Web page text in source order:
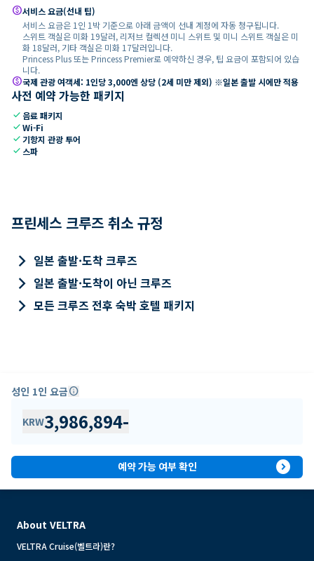
paid서비스 요금(선내 팁)
서비스 요금은 1인 1박 기준으로 아래 금액이 선내 계정에 자동 청구됩니다.
스위트 객실은 미화 19달러, 리저브 컬렉션 미니 스위트 및 미니 스위트 객실은 미
화 18달러, 기타 객실은 미화 17달러입니다.
Princess Plus 또는 Princess Premier로 예약하신 경우, 팁 요금이 포함되어 있습
니다.
paid국제 관광 여객세: 1인당 3,000엔 상당 (2세 미만 제외) ※일본 출발 시에만 적용
사전 예약 가능한 패키지
check 음료 패키지
checkWi-Fi
check 기항지 관광 투어
check 스파
프린세스 크루즈 취소 규정
keyboard_arrow_right 일본 출발·도착 크루즈
keyboard_arrow_right 일본 출발·도착이 아닌 크루즈
keyboard_arrow_right 모든 크루즈 전후 숙박 호텔 패키지
성인 1인 요금info
KRW3,986,894-
예약 가능 여부 확인 expand_circle_right
About VELTRA
VELTRA Cruise(벨트라)란?